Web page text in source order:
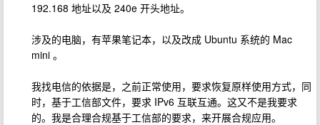
192.168 地址以及 240e 开头地址。
涉及的电脑，有苹果笔记本，以及改成 Ubuntu 系统的 Mac
mini 。
我找电信的依据是，之前正常使用，要求恢复原样使用方式，同
时，基于工信部文件，要求 IPv6 互联互通。这又不是我要求
的。我是合理合规基于工信部的要求，来开展合规应用。